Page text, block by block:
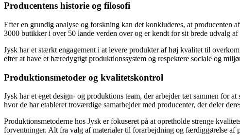
Producentens historie og filosofi
Efter en grundig analyse og forskning kan det konkluderes, at producenten
3000 butikker i over 50 lande verden over og er kendt for sit brede udvalg
Jysk har et stærkt engagement i at levere produkter af høj kvalitet til
efter at have et bæredygtigt produktionssystem og respektere sociale og
Produktionsmetoder og kvalitetskontrol
Jysk har et eget design- og produktions team, der arbejder tæt sammen for
hvor de har etableret troværdige samarbejder med producenter, der deler
Produktionsmetoderne hos Jysk er fokuseret på at opretholde strenge
forventninger. Alt fra valg af materialer til forarbejdning og færdiggørelse af